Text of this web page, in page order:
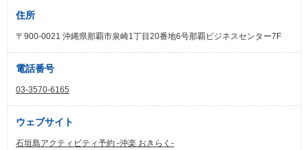
住所
〒900-0021 沖縄県那覇市泉崎1丁目20番地6号那覇ビジネスセンター7F
電話番号
03-3570-6165
ウェブサイト
石垣島アクティビティ予約 -沖楽 おきらく-